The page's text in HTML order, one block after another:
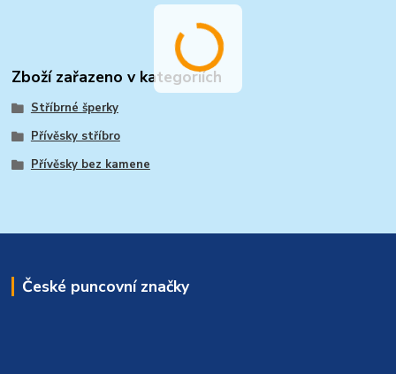
Zboží zařazeno v kategoriích
Stříbrné šperky
Přívěsky stříbro
Přívěsky bez kamene
České puncovní značky